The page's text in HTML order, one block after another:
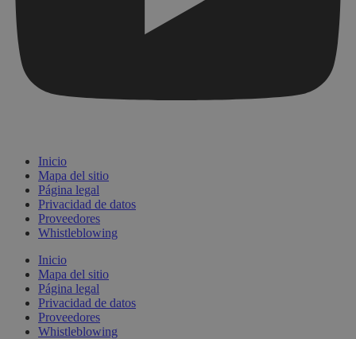
Inicio
Mapa del sitio
Página legal
Privacidad de datos
Proveedores
Whistleblowing
Inicio
Mapa del sitio
Página legal
Privacidad de datos
Proveedores
Whistleblowing